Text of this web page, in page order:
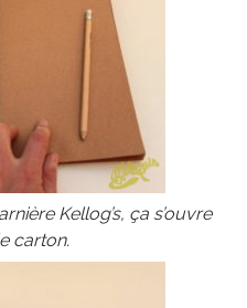
Kellog’s, ça s’ouvre
carton.